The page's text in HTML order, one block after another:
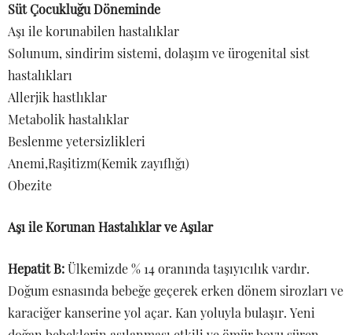
Süt Çocukluğu Döneminde
Aşı ile korunabilen hastalıklar
Solunum, sindirim sistemi, dolaşım ve ürogenital sist
hastalıkları
Allerjik hastlıklar
Metabolik hastalıklar
Beslenme yetersizlikleri
Anemi,Raşitizm(Kemik zayıflığı)
Obezite
Aşı ile Korunan Hastalıklar ve Aşılar
Hepatit B:Ülkemizde % 14 oranında taşıyıcılık vardır.
Doğum esnasında bebeğe geçerek erken dönem sirozları ve
karaciğer kanserine yol açar. Kan yoluyla bulaşır. Yeni